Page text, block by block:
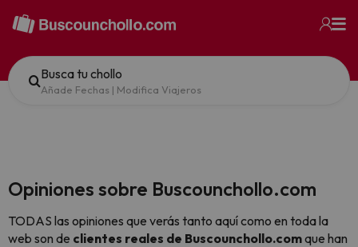
Busca tu chollo
Añade Fechas | Modifica Viajeros
Opiniones sobre Buscounchollo.com
TODAS las opiniones que verás tanto aquí como en toda la
web son de clientes reales de Buscounchollo.comque han